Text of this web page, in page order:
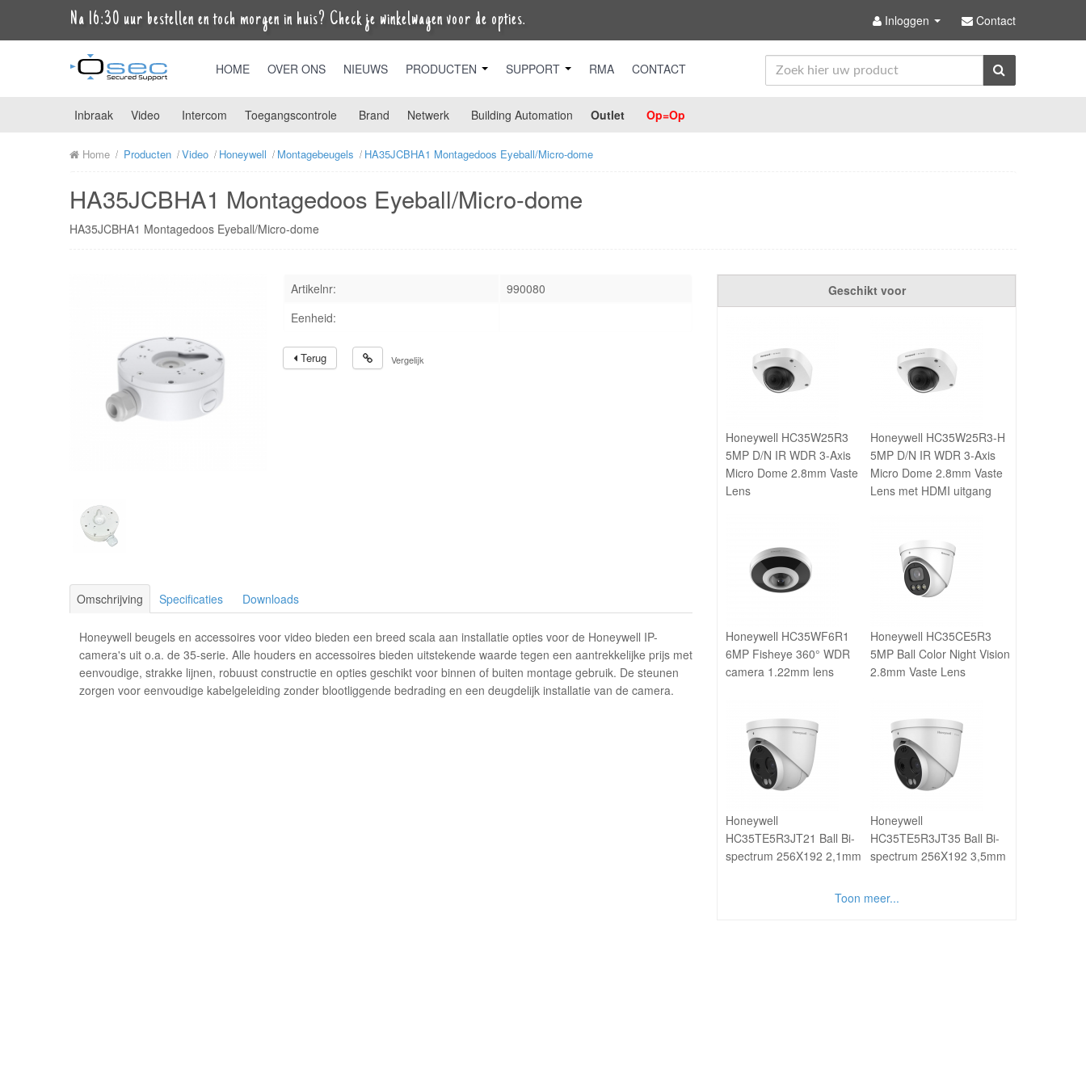
Na 16:30 uur bestellen en toch morgen in huis? Check je winkelwagen voor de opties. Inloggen Contact
HOME OVER ONS NIEUWS PRODUCTEN SUPPORT RMA CONTACT
Inbraak Video Intercom Toegangscontrole Brand Netwerk Building Automation Outlet Op=Op
Home Producten Video Honeywell Montagebeugels HA35JCBHA1 Montagedoos Eyeball/Micro-dome
HA35JCBHA1 Montagedoos Eyeball/Micro-dome
HA35JCBHA1 Montagedoos Eyeball/Micro-dome
Artikelnr:
990080
Eenheid:
Terug Vergelijk
Omschrijving Specificaties Downloads
Honeywell beugels en accessoires voor video bieden een breed scala aan installatie opties voor de Honeywell IP-
camera's uit o.a. de 35-serie. Alle houders en accessoires bieden uitstekende waarde tegen een aantrekkelijke prijs met
eenvoudige, strakke lijnen, robuust constructie en opties geschikt voor binnen of buiten montage gebruik. De steunen
zorgen voor eenvoudige kabelgeleiding zonder blootliggende bedrading en een deugdelijk installatie van de camera.
Geschikt voor
Honeywell HC35W25R3
5MP D/N IR WDR 3-Axis
Micro Dome 2.8mm Vaste
Lens
Honeywell HC35W25R3-H
5MP D/N IR WDR 3-Axis
Micro Dome 2.8mm Vaste
Lens met HDMI uitgang
Honeywell HC35WF6R1
6MP Fisheye 360° WDR
camera 1.22mm lens
Honeywell HC35CE5R3
5MP Ball Color Night Vision
2.8mm Vaste Lens
Honeywell
HC35TE5R3JT21 Ball Bi-
spectrum 256X192 2,1mm
Honeywell
HC35TE5R3JT35 Ball Bi-
spectrum 256X192 3,5mm
Toon meer...